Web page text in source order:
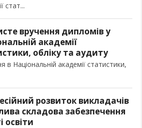
стат
вручення дипломів у
академії
обліку та аудиту
в Національній академії статистики,
розвиток викладачів
складова забезпечення
освіти